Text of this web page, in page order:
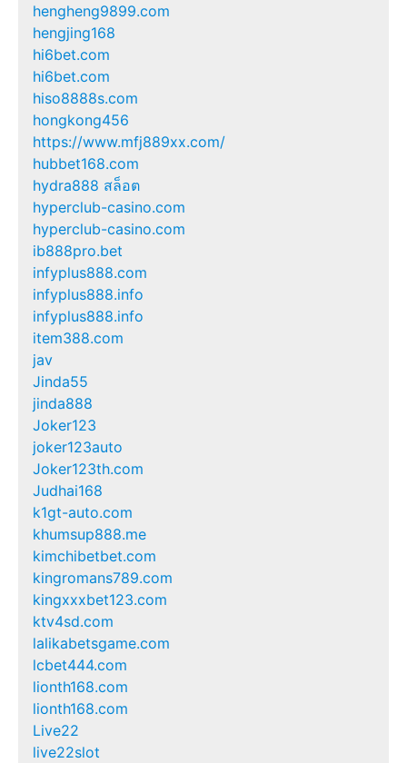
hengheng9899.com
hengjing168
hi6bet.com
hi6bet.com
hiso8888s.com
hongkong456
https://www.mfj889xx.com/
hubbet168.com
hydra888 สล็อต
hyperclub-casino.com
hyperclub-casino.com
ib888pro.bet
infyplus888.com
infyplus888.info
infyplus888.info
item388.com
jav
Jinda55
jinda888
Joker123
joker123auto
Joker123th.com
Judhai168
k1gt-auto.com
khumsup888.me
kimchibetbet.com
kingromans789.com
kingxxxbet123.com
ktv4sd.com
lalikabetsgame.com
lcbet444.com
lionth168.com
lionth168.com
Live22
live22slot